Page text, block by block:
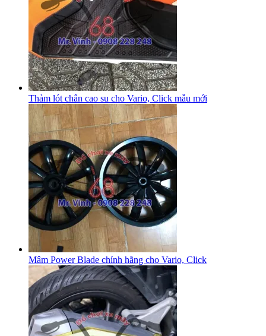
Thảm lót chân cao su cho Vario, Click mẫu mới
Mâm Power Blade chính hãng cho Vario, Click